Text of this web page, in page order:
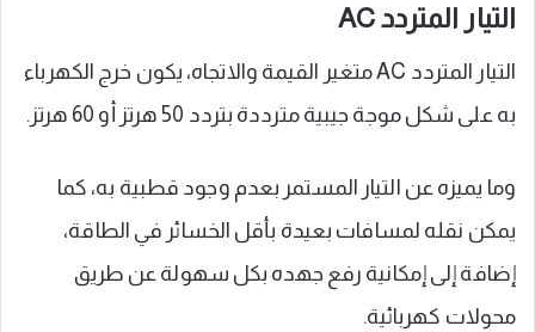
التيار المتردد AC
التيار المتردد AC متغير القيمة والاتجاه، يكون خرج الكهرباء
به على شكل موجة جيبية مترددة بتردد 50 هرتز أو 60 هرتز.
وما يميزه عن التيار المستمر بعدم وجود قطبية به، كما
يمكن نقله لمسافات بعيدة بأقل الخسائر في الطاقة،
إضافة إلى إمكانية رفع جهده بكل سهولة عن طريق
محولات كهربائية.